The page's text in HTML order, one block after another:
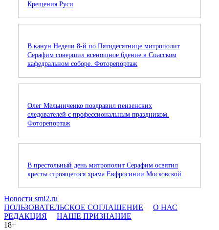
Крещения Руси
В канун Недели 8-й по Пятидесятнице митрополит
Серафим совершил всенощное бдение в Спасском
кафедральном соборе. Фоторепортаж
Олег Мельниченко поздравил пензенских
следователей с профессиональным праздником.
Фоторепортаж
В престольный день митрополит Серафим освятил
кресты строящегося храма Евфросинии Московской
Новости smi2.ru
ПОЛЬЗОВАТЕЛЬСКОЕ СОГЛАШЕНИЕ
О НАС
РЕДАКЦИЯ
НАШЕ ПРИЗНАНИЕ
18+